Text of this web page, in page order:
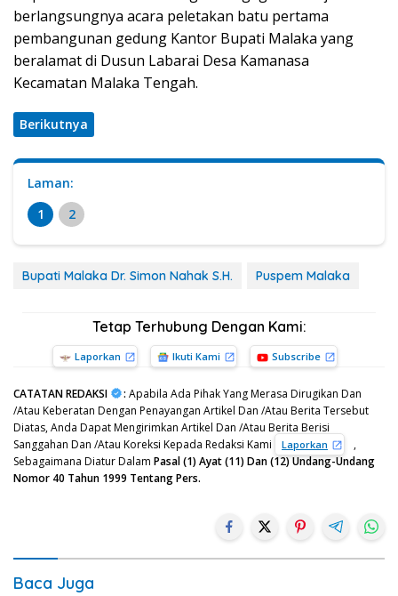
berlangsungnya acara peletakan batu pertama
pembangunan gedung Kantor Bupati Malaka yang
beralamat di Dusun Labarai Desa Kamanasa
Kecamatan Malaka Tengah.
Berikutnya
Laman:
1
2
Bupati Malaka Dr. Simon Nahak S.H. Puspem Malaka
Tetap Terhubung Dengan Kami:
Laporkan Ikuti Kami Subscribe
CATATAN REDAKSI : Apabila Ada Pihak Yang Merasa Dirugikan Dan
/Atau Keberatan Dengan Penayangan Artikel Dan /Atau Berita Tersebut
Diatas, Anda Dapat Mengirimkan Artikel Dan /Atau Berita Berisi
Sanggahan Dan /Atau Koreksi Kepada Redaksi Kami
Laporkan
,
Sebagaimana Diatur Dalam Pasal (1) Ayat (11) Dan (12) Undang-Undang
Nomor 40 Tahun 1999 Tentang Pers.
Baca Juga